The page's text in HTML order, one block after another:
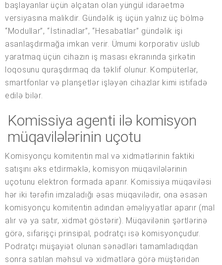
başlayanlar üçün əlçatan olan yüngül idarəetmə
versiyasına malikdir. Gündəlik iş üçün yalnız üç bölmə
“Modullar”, “İstinadlar”, “Hesabatlar” gündəlik işi
asanlaşdırmağa imkan verir. Ümumi korporativ üslub
yaratmaq üçün cihazın iş masası ekranında şirkətin
loqosunu quraşdırmaq da təklif olunur. Kompüterlər,
smartfonlar və planşetlər işləyən cihazlar kimi istifadə
edilə bilər.
Komissiya agenti ilə komisyon
müqavilələrinin uçotu
Komisyonçu komitentin mal və xidmətlərinin faktiki
satışını əks etdirməklə, komisyon müqavilələrinin
uçotunu elektron formada aparır. Komissiya müqaviləsi
hər iki tərəfin imzaladığı əsas müqavilədir, ona əsasən
komisyonçu komitentin adından əməliyyatlar aparır (mal
alır və ya satır, xidmət göstərir). Müqavilənin şərtlərinə
görə, sifarişçi prinsipal, podratçı isə komisyonçudur.
Podratçı müşayiət olunan sənədləri tamamladıqdan
sonra satılan məhsul və xidmətlərə görə müştəridən